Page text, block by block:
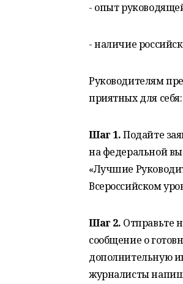
- опыт
- наличие
Руководителям
приятных для себя:
Шаг 1.Подайте
на федеральной
«Лучшие
Всероссийском
Шаг 2. Отправьте
сообщение о
дополнительную
журналисты